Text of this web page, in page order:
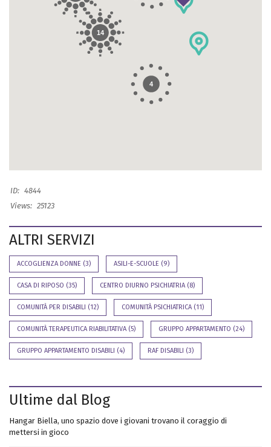
14
4
ID: 4844
Views: 25123
ALTRI SERVIZI
ACCOGLIENZA DONNE (3) ASILI-E-SCUOLE (9)
CASA DI RIPOSO (35) CENTRO DIURNO PSICHIATRIA (8)
COMUNITÀ PER DISABILI (12) COMUNITÀ PSICHIATRICA (11)
COMUNITÀ TERAPEUTICA RIABILITATIVA (5) GRUPPO APPARTAMENTO (24)
GRUPPO APPARTAMENTO DISABILI (4) RAF DISABILI (3)
Ultime dal Blog
Hangar Biella, uno spazio dove i giovani trovano il coraggio di
mettersi in gioco